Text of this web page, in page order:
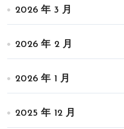
2026 年 3 月
2026 年 2 月
2026 年 1 月
2025 年 12 月